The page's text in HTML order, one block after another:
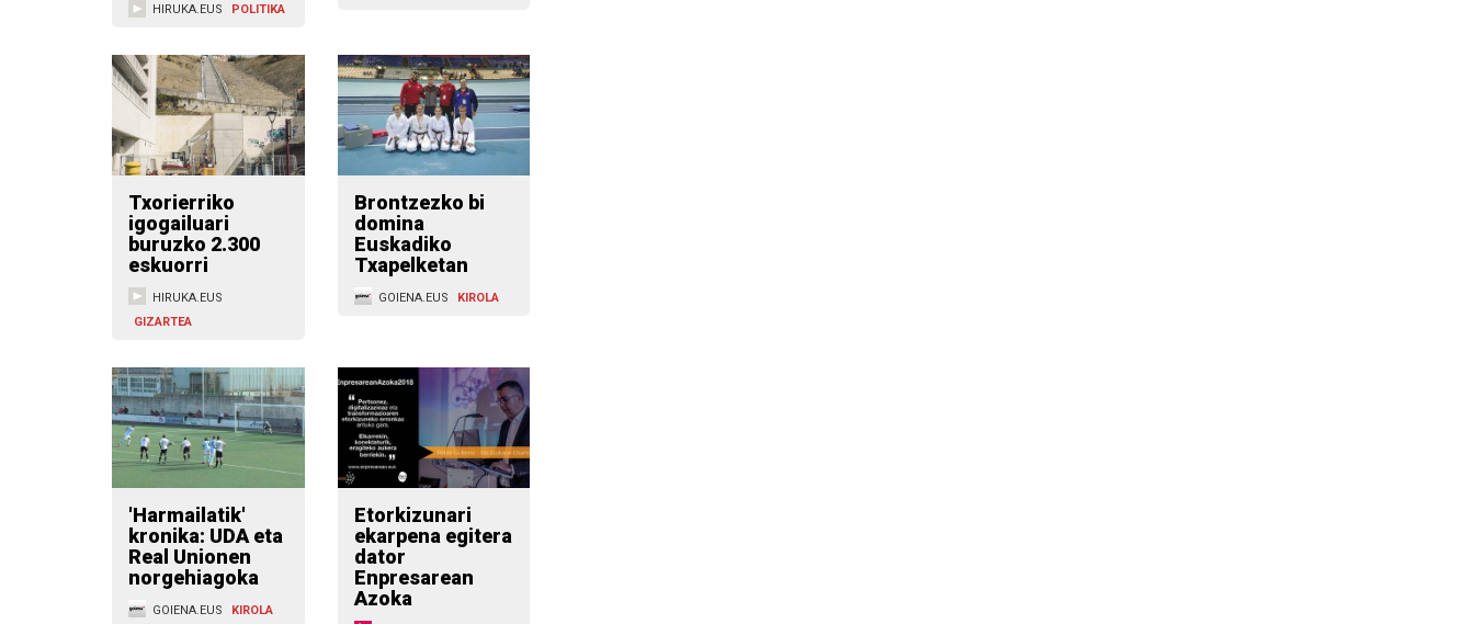
HIRUKA.EUS POLITIKA
Txorierriko
igogailuari
buruzko 2.300
eskuorri
HIRUKA.EUS
GIZARTEA
Brontzezko bi
domina
Euskadiko
Txapelketan
GOIENA.EUS KIROLA
'Harmailatik'
kronika: UDA eta
Real Unionen
norgehiagoka
GOIENA.EUS KIROLA
Etorkizunari
ekarpena egitera
dator
Enpresarean
Azoka